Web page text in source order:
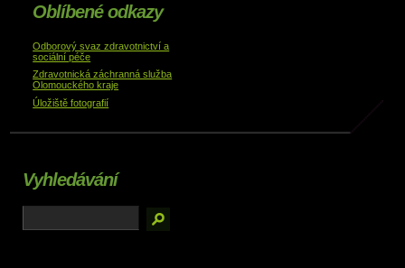
Oblíbené odkazy
Odborový svaz zdravotnictví a
sociální péče
Zdravotnická záchranná služba
Olomouckého kraje
Úložiště fotografií
Vyhledávání